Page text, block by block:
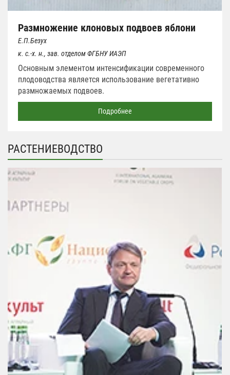
Размножение клоновых подвоев яблони
Е.П.Безух
к. с.-х. н., зав. отделом ФГБНУ ИАЭП
Основным элементом интенсификации современного
плодоводства является использование вегетативно
размножаемых подвоев.
Подробнее
РАСТЕНИЕВОДСТВО